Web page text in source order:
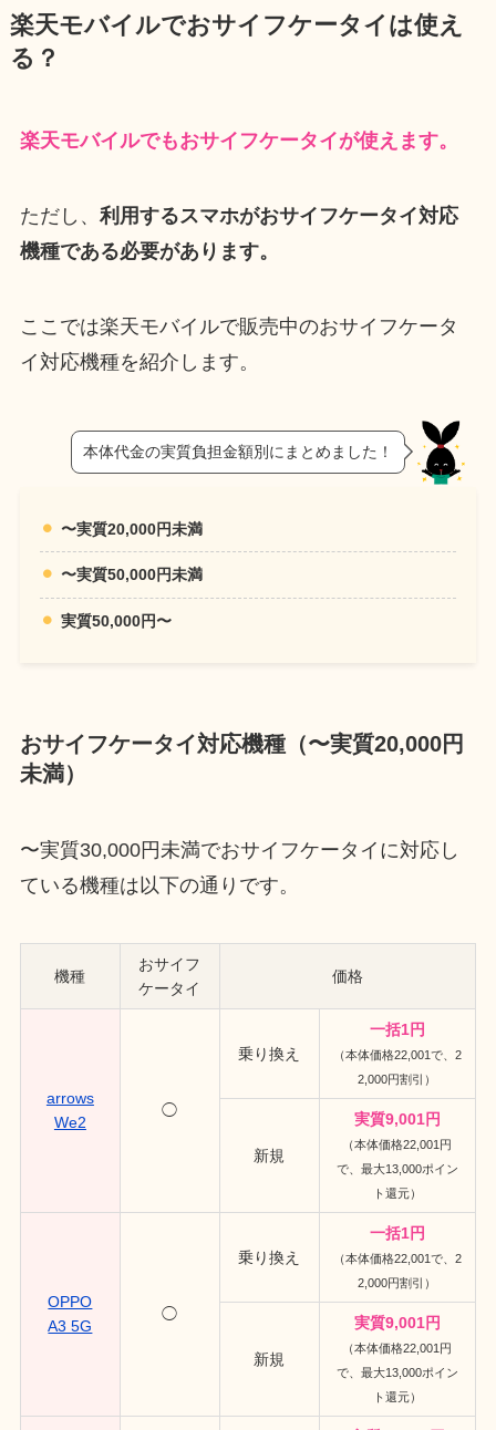
楽天モバイルでおサイフケータイは使え
る？
楽天モバイルでもおサイフケータイが使えます。
ただし、 利用するスマホがおサイフケータイ対応
機種である必要があります。
ここでは楽天モバイルで販売中のおサイフケータ
イ対応機種を紹介します。
本体代金の実質負担金額別にまとめました！
〜実質20,000円未満
〜実質50,000円未満
実質50,000円〜
おサイフケータイ対応機種（〜実質20,000円
未満）
〜実質30,000円未満でおサイフケータイに対応し
ている機種は以下の通りです。
機種
おサイフ
ケータイ
価格
arrows
We2
◯
乗り換え
一括1円
（本体価格22,001で、2
2,000円割引）
新規
実質9,001円
（本体価格22,001円
で、最大13,000ポイン
ト還元）
OPPO
A3 5G
◯
乗り換え
一括1円
（本体価格22,001で、2
2,000円割引）
新規
実質9,001円
（本体価格22,001円
で、最大13,000ポイン
ト還元）